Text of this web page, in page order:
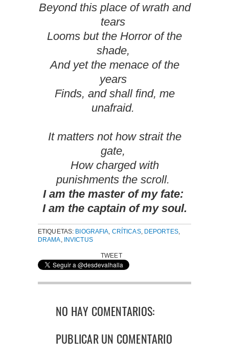
Beyond this place of wrath and
tears
Looms but the Horror of the
shade,
And yet the menace of the
years
Finds, and shall find, me
unafraid.
It matters not how strait the
gate,
How charged with
punishments the scroll.
I am the master of my fate:
I am the captain of my soul.
ETIQUETAS: BIOGRAFIA, CRÍTICAS, DEPORTES,
DRAMA, INVICTUS
TWEET
NO HAY COMENTARIOS:
PUBLICAR UN COMENTARIO